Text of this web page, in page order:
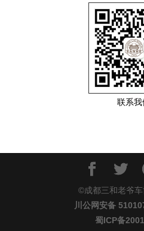
联系我
©成都三和老爷
川公网安备
蜀ICP备